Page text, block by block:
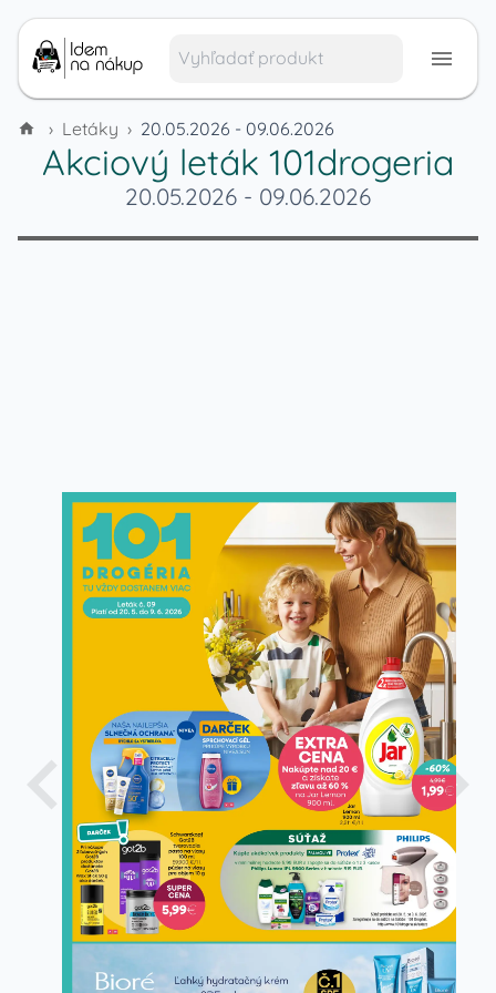
› Letáky › 20.05.2026 - 09.06.2026
Akciový leták 101drogeria
20.05.2026 - 09.06.2026